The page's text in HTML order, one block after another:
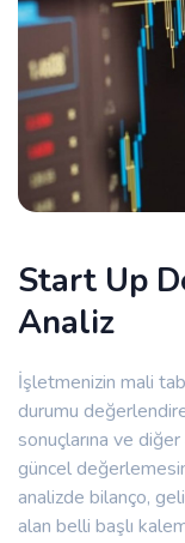
Start Up
Analiz
İşletmenizin mali
durumu
sonuçlarına ve diğer
güncel
analizde bilanço,
alan belli başlı